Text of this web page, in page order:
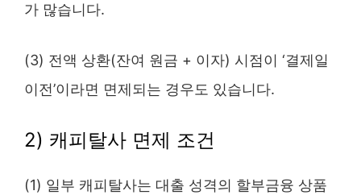
가 많습니다.
(3) 전액 상환(잔여 원금 + 이자) 시점이 ‘결제일
이전’이라면 면제되는 경우도 있습니다.
2) 캐피탈사 면제 조건
(1) 일부 캐피탈사는 대출 성격의 할부금융 상품